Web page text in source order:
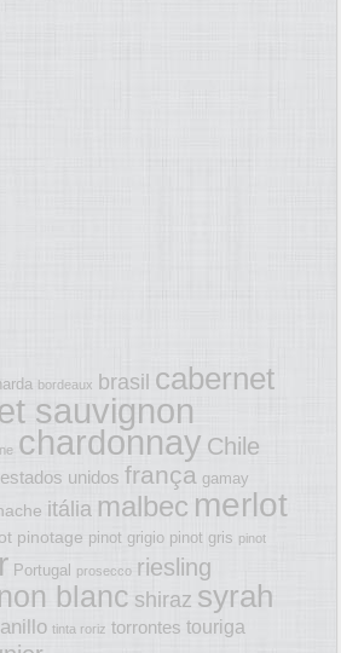
bordeaux brasil cabernet
sauvignon
chardonnay Chile
estados unidos frança gamay
itália malbec merlot
pinotage pinot grigio pinot gris pinot
Portugal prosecco riesling
blanc shiraz syrah
tinta roriz torrontes touriga